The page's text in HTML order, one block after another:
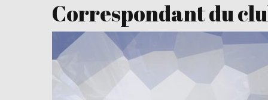
Correspondant du